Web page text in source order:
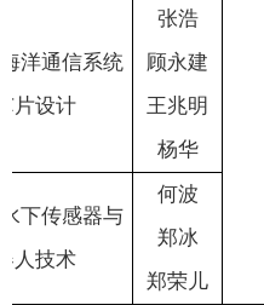
海洋通信系统
片设计
张浩
顾永建
王兆明
杨华
水下传感器与
人技术
何波
郑冰
郑荣儿